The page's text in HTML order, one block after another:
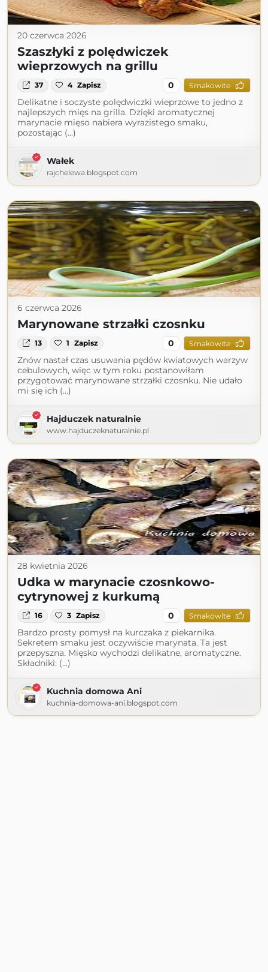
20 czerwca 2026
Szaszłyki z polędwiczek
wieprzowych na grillu
37 4 Zapisz 0 Smakowite
Delikatne i soczyste polędwiczki wieprzowe to jedno z
najlepszych mięs na grilla. Dzięki aromatycznej
marynacie mięso nabiera wyrazistego smaku,
pozostając (...)
Wałek
rajchelewa.blogspot.com
6 czerwca 2026
Marynowane strzałki czosnku
13 1 Zapisz 0 Smakowite
Znów nastał czas usuwania pędów kwiatowych warzyw
cebulowych, więc w tym roku postanowiłam
przygotować marynowane strzałki czosnku. Nie udało
mi się ich (...)
Hajduczek naturalnie
www.hajduczeknaturalnie.pl
28 kwietnia 2026
Udka w marynacie czosnkowo-
cytrynowej z kurkumą
16 3 Zapisz 0 Smakowite
Bardzo prosty pomysł na kurczaka z piekarnika.
Sekretem smaku jest oczywiście marynata. Ta jest
przepyszna. Mięsko wychodzi delikatne, aromatyczne.
Składniki: (...)
Kuchnia domowa Ani
kuchnia-domowa-ani.blogspot.com